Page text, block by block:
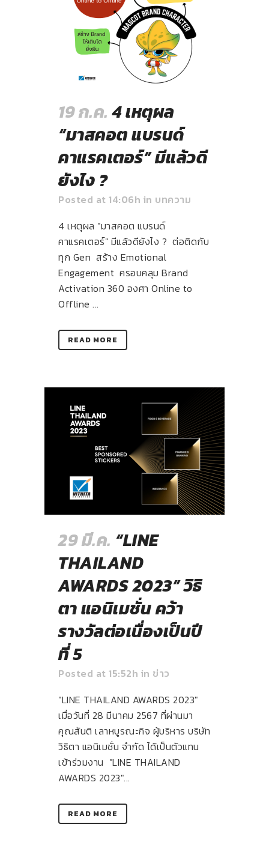
19 ก.ค. 4 เหตุผล
“มาสคอต แบรนด์
คาแรคเตอร์” มีแล้วดี
ยังไง ?
Posted at 14:06h in บทความ
4 เหตุผล "มาสคอต แบรนด์
คาแรคเตอร์" มีแล้วดียังไง ? ต่อติดกับ
ทุก Gen สร้าง Emotional
Engagement ครอบคลุม Brand
Activation 360 องศา Online to
Offline ...
READ MORE
29 มี.ค. “LINE
THAILAND
AWARDS 2023” วิธิ
ตา แอนิเมชั่น คว้า
รางวัลต่อเนื่องเป็นปี
ที่ 5
Posted at 15:52h in ข่าว
"LINE THAILAND AWARDS 2023"
เมื่อวันที่ 28 มีนาคม 2567 ที่ผ่านมา
คุณสันติ เลาหบูรณะกิจ ผู้บริหาร บริษัท
วิธิตา แอนิเมชั่น จำกัด ได้เป็นตัวแทน
เข้าร่วมงาน "LINE THAILAND
AWARDS 2023"...
READ MORE